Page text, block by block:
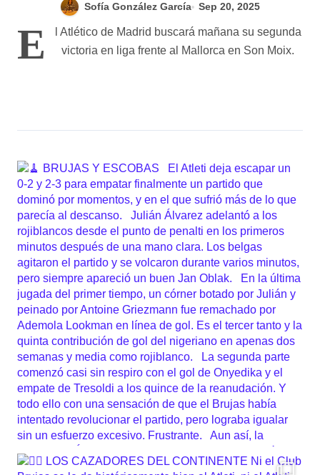
Sofía González García Sep 20, 2025
E
l Atlético de Madrid buscará mañana su segunda
victoria en liga frente al Mallorca en Son Moix.